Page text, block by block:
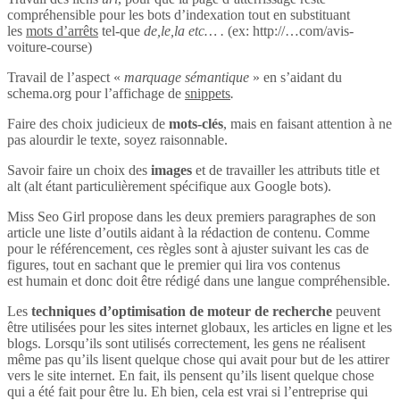
compréhensible pour les bots d’indexation tout en substituant
les mots d’arrêts tel-que de,le,la etc… . (ex: http://…com/avis-
voiture-course)
Travail de l’aspect « marquage sémantique » en s’aidant du
schema.org pour l’affichage de snippets.
Faire des choix judicieux de mots-clés, mais en faisant attention à ne
pas alourdir le texte, soyez raisonnable.
Savoir faire un choix des images et de travailler les attributs title et
alt (alt étant particulièrement spécifique aux Google bots).
Miss Seo Girl propose dans les deux premiers paragraphes de son
article une liste d’outils aidant à la rédaction de contenu. Comme
pour le référencement, ces règles sont à ajuster suivant les cas de
figures, tout en sachant que le premier qui lira vos contenus
est humain et donc doit être rédigé dans une langue compréhensible.
Les techniques d’optimisation de moteur de recherche peuvent
être utilisées pour les sites internet globaux, les articles en ligne et les
blogs. Lorsqu’ils sont utilisés correctement, les gens ne réalisent
même pas qu’ils lisent quelque chose qui avait pour but de les attirer
vers le site internet. En fait, ils pensent qu’ils lisent quelque chose
qui a été fait pour être lu. Eh bien, cela est vrai si l’entreprise qui